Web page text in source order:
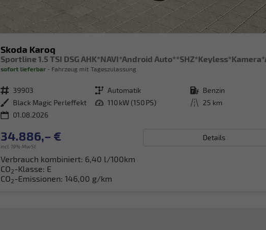
Skoda Karoq
Sportline 1.5 TSI DSG AHK*NAVI*Android
sofort lieferbar Fahrzeug mit Tageszulassung
Fahrzeugnr. 39903 Getriebe Automatik Kraftstoff Benzin
Außenfarbe Black Magic Perleffekt Leistung 110 kW (150 PS) Kilometerstand 25 km
01.08.2026
34.886,– €
incl. 19% MwSt.
Details
Verbrauch kombiniert: 6,40 l/100km
CO2-Klasse: E
CO2-Emissionen: 146,00 g/km